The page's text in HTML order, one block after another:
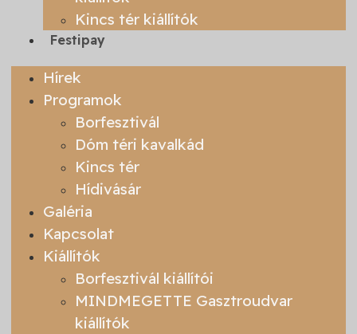
Kincs tér kiállítók
Festipay
Hírek
Programok
Borfesztivál
Dóm téri kavalkád
Kincs tér
Hídivásár
Galéria
Kapcsolat
Kiállítók
Borfesztivál kiállítói
MINDMEGETTE Gasztroudvar
kiállítók